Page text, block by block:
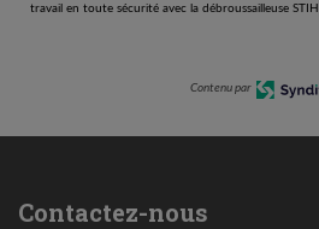
travail en toute sécurité avec la débroussailleuse
Contenu par
Contactez-nous